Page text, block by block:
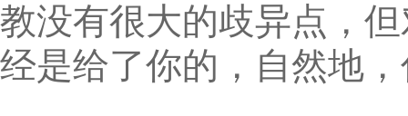
教没有很大的歧异点，
经是给了你的，自然地